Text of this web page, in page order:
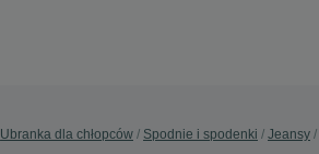
Ubranka dla chłopców Spodnie i spodenki Jeansy